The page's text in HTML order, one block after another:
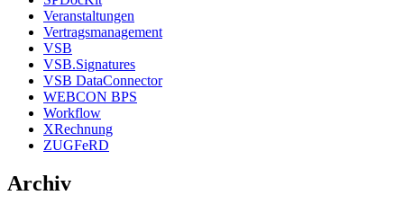
Veranstaltungen
Vertragsmanagement
VSB
VSB.Signatures
VSB DataConnector
WEBCON BPS
Workflow
XRechnung
ZUGFeRD
Archiv